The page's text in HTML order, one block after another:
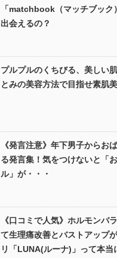
「matchbook（マッチブック
出会えるの？
プルプルのくちびる、美しい
とみの美容方法で目指せ素肌
《発言注意》年下男子からお
る発言集！気をつけないと「
ル」が・・・
《口コミで人気》ホルモンバ
て生理痛改善とバストアップ
リ「LUNA(ルーナ)」って本当